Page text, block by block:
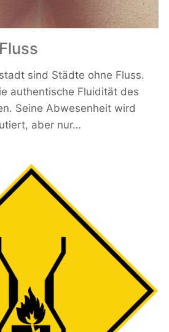
sind Städte ohne Fluss.
authentische Fluidität des
Seine Abwesenheit wird
aber nur…